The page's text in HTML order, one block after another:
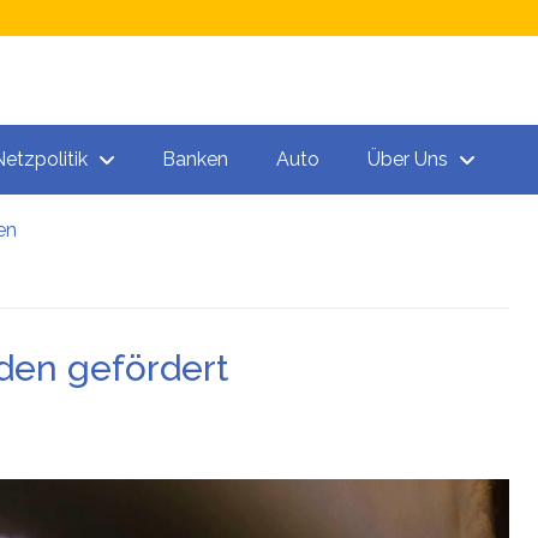
Banken Auto Über Uns
unter den Spritzen!
gefördert